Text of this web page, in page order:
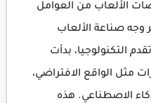
الألعاب من العوامل
صناعة الألعاب
التكنولوجيا، بدأت
مثل الواقع الافتراضي،
الاصطناعي. هذه